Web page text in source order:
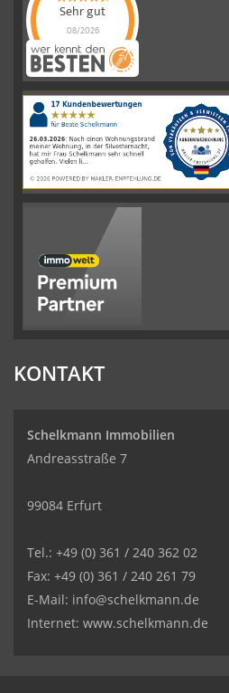
Sehr gut
08/2026
Schelkmann
Immobilienhat
|110Schelkmann
ImmobilienBewertungen
auf
werkenntdenBESTEN.de
KONTAKT
Schelkmann Immobilien
Andreasstraße 7
99084 Erfurt
Tel.: +49 (0) 361 / 240 362 02
Fax: +49 (0) 361 / 240 261 79
E-Mail: info@schelkmann.de
Internet: www.schelkmann.de